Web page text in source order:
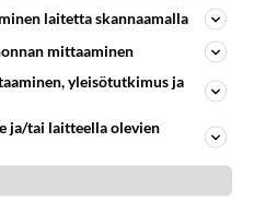
Vastattu 4v
suunnassa...
3 72 0
laitetta skannaamalla
mittaaminen
yleisötutkimus ja
ja/tai laitteella olevien